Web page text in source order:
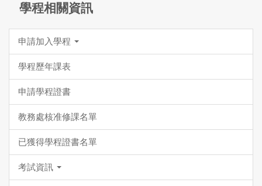
學程相關資訊
申請加入學程
學程歷年課表
申請學程證書
教務處核准修課名單
已獲得學程證書名單
考試資訊